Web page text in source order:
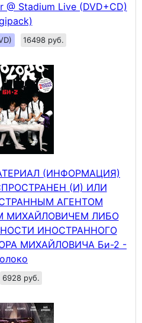
Stadium Live (DVD+CD)
16498 руб.
(ИНФОРМАЦИЯ)
(И) ИЛИ
АГЕНТОМ
МИХАЙЛОВИЧЕМ ЛИБО
ИНОСТРАННОГО
МИХАЙЛОВИЧА Би-2 -
6928 руб.